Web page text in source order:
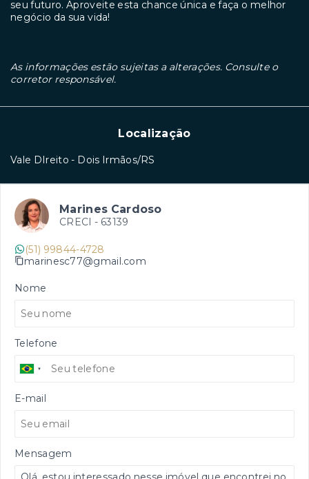
seu futuro. Aproveite esta chance única e faça o melhor
negócio da sua vida!
As informações estão sujeitas a alterações. Consulte o
corretor responsável.
Localização
Vale DIreito - Dois Irmãos/RS
Marines Cardoso
CRECI - 63139
(51) 99844-4728
marinesc77@gmail.com
Nome
Telefone
E-mail
Mensagem